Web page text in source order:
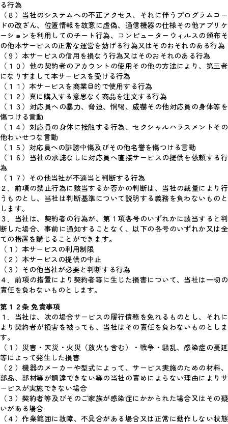
る行為
（８）当社のシステムへの不正アクセス、それに伴うプログラムコー
ドの改ざん、位置情報を故意に虚偽、通信機器の仕様その他アプリケ
ーションを利用してのチート行為、コンピューターウィルスの頒布そ
の他本サービスの正常な運営を妨げる行為又はそのおそれのある行為
（９）本サービスの信用を損なう行為又はそのおそれのある行為
（１０）他の契約者のアカウントの使用その他の方法により、第三者
になりすまして本サービスを受ける行為
（１１）本サービスを商業目的で使用する行為
（１２）真に購入する意思なく商品を注文する行為
（１３）対応員への暴力、脅迫、恫喝、威嚇その他対応員の身体等を
傷つける言動
（１４）対応員の身体に接触する行為、セクシャルハラスメントその
他わいせつな言動
（１５）対応員への誹謗中傷及びその他名誉を傷つける言動
（１６）当社の承諾なしに対応員へ直接サービスの提供を依頼する行
為
（１７）その他当社が不適当と判断する行為
２．前項の禁止行為に該当するか否かの判断は、当社の裁量により行
うものとし、当社は判断基準について説明する義務を負わないものと
します。
３．当社は、契約者の行為が、第１項各号のいずれかに該当すると判
断した場合、事前に通知することなく、以下の各号のいずれか又は全
ての措置を講じることができます。
（１）本サービスの利用制限
（２）本サービスの提供の中止
（３）その他当社が必要と判断する行為
４．前項の措置により契約者等に生じた損害について、当社は一切の
責任を負わないものとします。
第１２条 免責事項
１．当社は、次の場合サービスの履行債務を免れるものとし、それに
より契約者が損害を被っても、当社はその責任を負わないものとしま
す。
（１）災害・天災・火災（放火も含む）・戦争・騒乱、感染症の蔓延
等によって発生した損害
（２）機器のメーカーや型式によって、サービス実施のための材料、
部品、部材等が調達できない等の当社の責めによらない理由によりサ
ービスが実施できない場合
（３）契約者等及びそのご家族が感染症にかかられた場合又はその疑
いがある場合
（４）作業範囲に故障、不具合がある場合又は正常に動作しない状態